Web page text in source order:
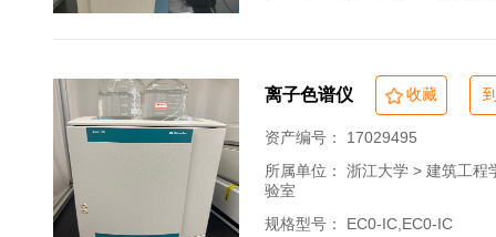
离子色谱仪 收藏
资产编号： 17029495
所属单位： 浙江大学 > 建筑工程
验室
规格型号： EC0-IC,EC0-IC